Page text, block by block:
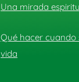
Una mirada
Qué hacer cuando
vida